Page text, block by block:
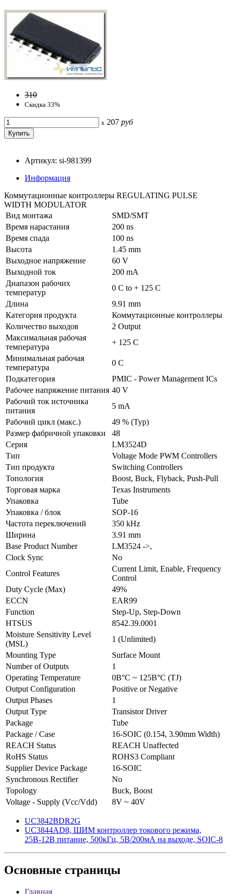
310
Скидка 33%
x 207 руб
Артикул: si-981399
Информация
Коммутационные контроллеры REGULATING PULSE
WIDTH MODULATOR
Вид монтажа
SMD/SMT
Время нарастания
200 ns
Время спада
100 ns
Высота
1.45 mm
Выходное напряжение
60 V
Выходной ток
200 mA
Диапазон рабочих
температур
0 C to + 125 C
Длина
9.91 mm
Категория продукта
Коммутационные контроллеры
Количество выходов
2 Output
Максимальная рабочая
температура
+ 125 C
Минимальная рабочая
температура
0 C
Подкатегория
PMIC - Power Management ICs
Рабочее напряжение питания 40 V
Рабочий ток источника
питания
5 mA
Рабочий цикл (макс.)
49 % (Typ)
Размер фабричной упаковки
48
Серия
LM3524D
Тип
Voltage Mode PWM Controllers
Тип продукта
Switching Controllers
Топология
Boost, Buck, Flyback, Push-Pull
Торговая марка
Texas Instruments
Упаковка
Tube
Упаковка / блок
SOP-16
Частота переключений
350 kHz
Ширина
3.91 mm
Base Product Number
LM3524 ->,
Clock Sync
No
Control Features
Current Limit, Enable, Frequency
Control
Duty Cycle (Max)
49%
ECCN
EAR99
Function
Step-Up, Step-Down
HTSUS
8542.39.0001
Moisture Sensitivity Level
(MSL)
1 (Unlimited)
Mounting Type
Surface Mount
Number of Outputs
1
Operating Temperature
0В°C ~ 125В°C (TJ)
Output Configuration
Positive or Negative
Output Phases
1
Output Type
Transistor Driver
Package
Tube
Package / Case
16-SOIC (0.154, 3.90mm Width)
REACH Status
REACH Unaffected
RoHS Status
ROHS3 Compliant
Supplier Device Package
16-SOIC
Synchronous Rectifier
No
Topology
Buck, Boost
Voltage - Supply (Vcc/Vdd)
8V ~ 40V
UC3842BDR2G
UC3844AD8, ШИМ контроллер токового режима,
25В-12В питание, 500кГц, 5В/200мА на выходе, SOIC-8
Основные страницы
Главная